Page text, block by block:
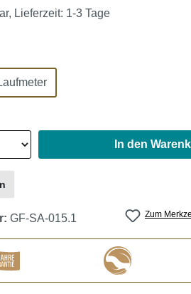
Lieferzeit: 1-3 Tage
In den
Zum
GF-SA-015.1